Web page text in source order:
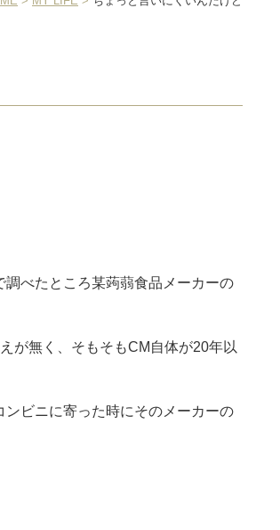
べたところ某蒟蒻食品メーカーの
が無く、そもそもCM自体が20年以
ビニに寄った時にそのメーカーの